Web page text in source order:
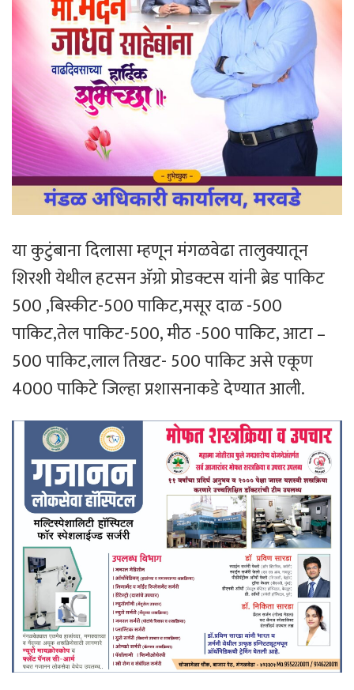
या कुटुंबाना दिलासा म्हणून मंगळवेढा तालुक्यातून
शिरशी येथील हटसन अ‍ॅग्रो प्रोडक्टस यांनी ब्रेड पाकिट
500 ,बिस्कीट-500 पाकिट,मसूर दाळ -500
पाकिट,तेल पाकिट-500, मीठ -500 पाकिट, आटा –
500 पाकिट,लाल तिखट- 500 पाकिट असे एकूण
4000 पाकिटे जिल्हा प्रशासनाकडे देण्यात आली.